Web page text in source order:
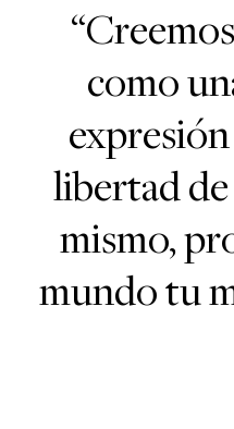
como
libertad
mismo,
mundo tu